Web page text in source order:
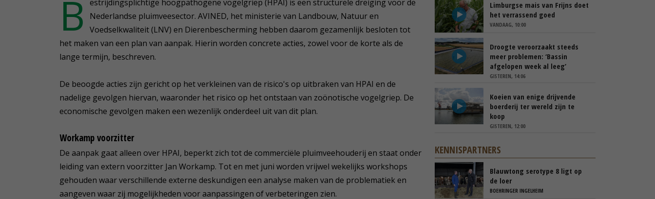
B
estrijdingsplichtige hoogpathogene vogelgriep (HPAI) is een structurele dreiging voor de
Nederlandse pluimveesector. AVINED, het ministerie van Landbouw, Natuur en
Voedselkwaliteit (LNV) en Dierenbescherming hebben daarom gezamenlijk besloten tot
het maken van een plan van aanpak. Hierin worden concrete acties, zowel voor de korte als de
lange termijn, beschreven.
De beoogde acties zijn gericht op het verkleinen van de risico's op uitbraken van HPAI en de
nadelige gevolgen hiervan, waaronder het risico op het ontstaan van zoönotische vogelgriep. De
economische gevolgen maken een wezenlijk onderdeel uit van dit plan.
Workamp voorzitter
De aanpak gaat alleen over HPAI, beperkt zich tot de commerciële pluimveehouderij en staat onder
leiding van extern voorzitter Jan Workamp. Tot en met juni worden vrijwel wekelijks workshops
gehouden waar verschillende externe deskundigen een analyse maken van de problematiek en
aangeven waar zij mogelijkheden voor aanpassingen of verbeteringen zien.
Limburgse mais van Frijns doet
het verrassend goed
VANDAAG, 10:00
Droogte veroorzaakt steeds
meer problemen: ‘Bassin
afgelopen week al leeg’
GISTEREN, 14:06
Koeien van enige drijvende
boerderij ter wereld zijn te
koop
GISTEREN, 12:00
KENNISPARTNERS
Blauwtong serotype 8 ligt op
de loer
BOEHRINGER INGELHEIM